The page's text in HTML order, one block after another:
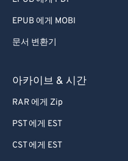
EPUB 에게 MOBI
문서 변환기
아카이브 & 시간
RAR 에게 Zip
PST 에게 EST
CST 에게 EST